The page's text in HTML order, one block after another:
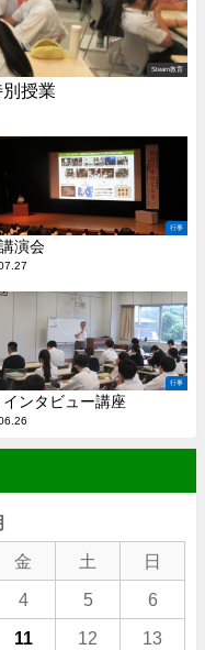
Steam教育
授業
行事
演会
行事
インタビュー講座
金 土 日
4 5 6
11 12 13